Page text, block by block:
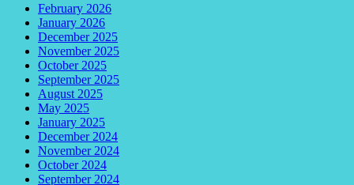
February 2026
January 2026
December 2025
November 2025
October 2025
September 2025
August 2025
May 2025
January 2025
December 2024
November 2024
October 2024
September 2024